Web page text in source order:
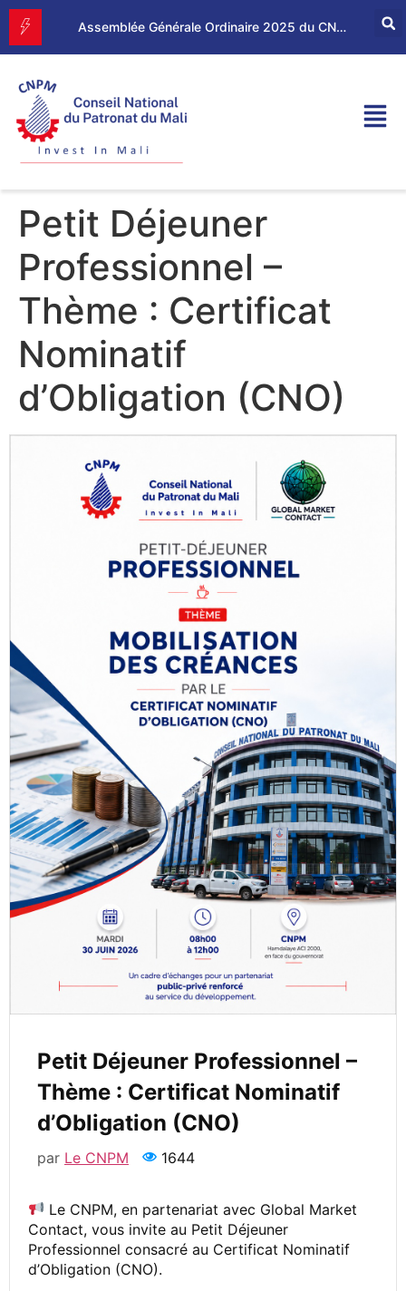
Assemblée Générale Ordinaire 2025 du CNPM
Petit Déjeuner
Professionnel –
Thème : Certificat
Nominatif
d’Obligation (CNO)
Petit Déjeuner Professionnel –
Thème : Certificat Nominatif
d’Obligation (CNO)
par Le CNPM 1644
Le CNPM, en partenariat avec Global Market
Contact, vous invite au Petit Déjeuner
Professionnel consacré au Certificat Nominatif
d’Obligation (CNO).